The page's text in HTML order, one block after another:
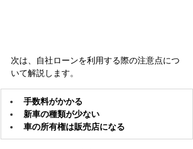
次は、自社ローンを利用する際の注意点につ
いて解説します。
手数料がかかる
新車の種類が少ない
車の所有権は販売店になる